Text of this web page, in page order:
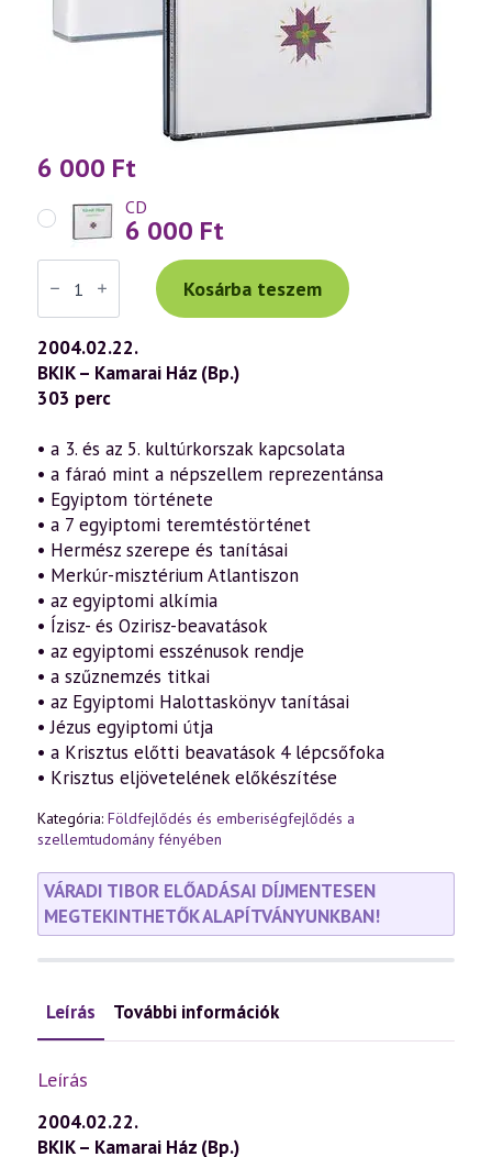
6 000 Ft
CD
6 000 Ft
Váradi
Tibor
előadás
(329)
—
Egyiptomi
misztériumok
a
szellemtudomány
(2004.02.22.)
mennyiség
Kosárba teszem
2004.02.22.
BKIK – Kamarai Ház (Bp.)
303 perc
• a 3. és az 5. kultúrkorszak kapcsolata
• a fáraó mint a népszellem reprezentánsa
• Egyiptom története
• a 7 egyiptomi teremtéstörténet
• Hermész szerepe és tanításai
• Merkúr-misztérium Atlantiszon
• az egyiptomi alkímia
• Ízisz- és Ozirisz-beavatások
• az egyiptomi esszénusok rendje
• a szűznemzés titkai
• az Egyiptomi Halottaskönyv tanításai
• Jézus egyiptomi útja
• a Krisztus előtti beavatások 4 lépcsőfoka
• Krisztus eljövetelének előkészítése
Kategória: Földfejlődés és emberiségfejlődés a
szellemtudomány fényében
VÁRADI TIBOR ELŐADÁSAI DÍJMENTESEN
MEGTEKINTHETŐK ALAPÍTVÁNYUNKBAN!
Leírás További információk
Leírás
2004.02.22.
BKIK – Kamarai Ház (Bp.)